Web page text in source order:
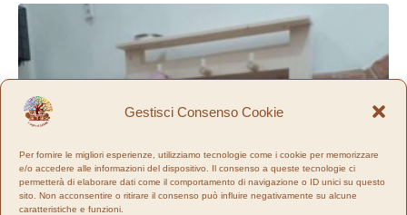
Gestisci Consenso Cookie
Per fornire le migliori esperienze, utilizziamo tecnologie come i cookie per memorizzare
e/o accedere alle informazioni del dispositivo. Il consenso a queste tecnologie ci
permetterà di elaborare dati come il comportamento di navigazione o ID unici su questo
sito. Non acconsentire o ritirare il consenso può influire negativamente su alcune
caratteristiche e funzioni.